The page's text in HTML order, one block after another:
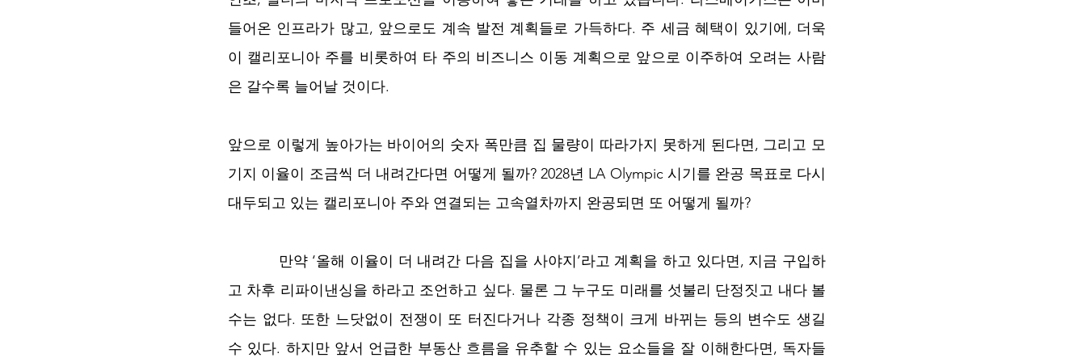
들어온 인프라가 많고, 앞으로도 계속 발전 계획들로 가득하다. 주 세금 혜택이 있기에, 더욱
이 캘리포니아 주를 비롯하여 타 주의 비즈니스 이동 계획으로 앞으로 이주하여 오려는 사람
은 갈수록 늘어날 것이다.
앞으로 이렇게 높아가는 바이어의 숫자 폭만큼 집 물량이 따라가지 못하게 된다면, 그리고 모
기지 이율이 조금씩 더 내려간다면 어떻게 될까? 2028년 LA Olympic 시기를 완공 목표로 다시
대두되고 있는 캘리포니아 주와 연결되는 고속열차까지 완공되면 또 어떻게 될까?
만약 ‘올해 이율이 더 내려간 다음 집을 사야지’라고 계획을 하고 있다면, 지금 구입하
고 차후 리파이낸싱을 하라고 조언하고 싶다. 물론 그 누구도 미래를 섯불리 단정짓고 내다 볼
수는 없다. 또한 느닷없이 전쟁이 또 터진다거나 각종 정책이 크게 바뀌는 등의 변수도 생길
수 있다. 하지만 앞서 언급한 부동산 흐름을 유추할 수 있는 요소들을 잘 이해한다면, 독자들